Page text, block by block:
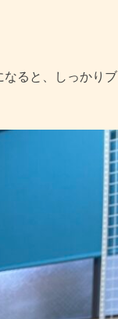
ると、しっかりブ